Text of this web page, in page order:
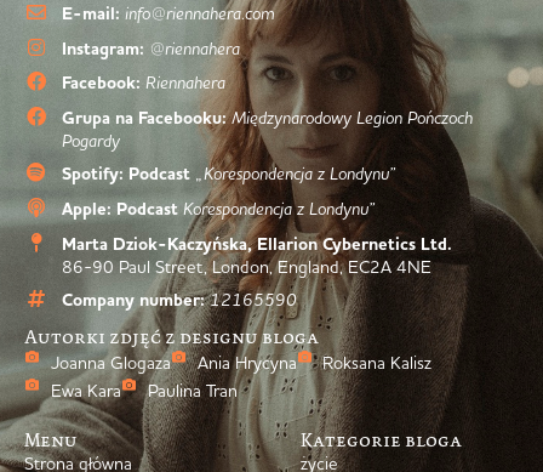
E-mail: info@riennahera.com
Instagram: @riennahera
Facebook: Riennahera
Grupa na Facebooku: Międzynarodowy Legion Pończoch
Pogardy
Spotify: Podcast „Korespondencja z Londynu”
Apple: Podcast Korespondencja z Londynu”
Marta Dziok-Kaczyńska, Ellarion Cybernetics Ltd.
86-90 Paul Street, London, England, EC2A 4NE
Company number: 12165590
Autorki zdjęć z designu bloga
Joanna Glogaza Ania Hrycyna
Roksana Kalisz
Ewa Kara
Paulina Tran
Menu
Strona główna
Kategorie bloga
życie